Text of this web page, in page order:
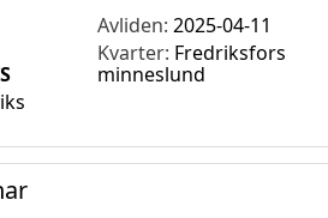
Avliden:2025-04-11
Kvarter: Fredriksfors
minneslund